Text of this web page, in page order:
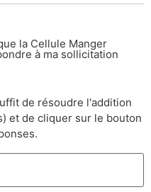
la Cellule Manger
à ma sollicitation
de résoudre l'addition
et de cliquer sur le bouton